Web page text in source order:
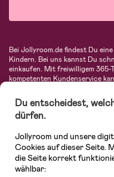
Bei Jollyroom.de findest Du
Kindern. Bei uns kannst Du
einkaufen. Mit freiwilligem 365-
kompetenten Kundenservice
Autositze, Kinder- und
fantastischer
vieles mehr. Wir haben
Avent, Jack Wolfskin, Cybex,
unserer vielfältigen Online-
Du entscheidest,
dürfen.
Jollyroom und unsere
Cookies auf dieser Seite.
die Seite korrekt
wählbar: